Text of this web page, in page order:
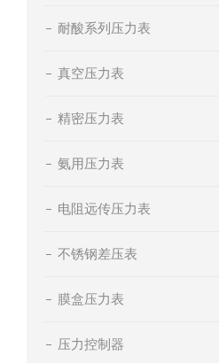
耐酸系列压力表
真空压力表
精密压力表
氨用压力表
电阻远传压力表
不锈钢差压表
膜盒压力表
压力控制器